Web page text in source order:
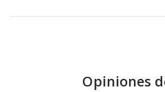
Opiniones